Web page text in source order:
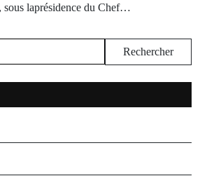
sous laprésidence du Chef…